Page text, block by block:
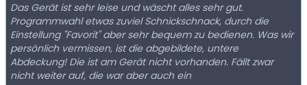
Das Gerät ist sehr leise und wäscht alles sehr gut.
Programmwahl etwas zuviel Schnickschnack, durch die
Einstellung "Favorit" aber sehr bequem zu bedienen. Was wir
persönlich vermissen, ist die abgebildete, untere
Abdeckung! Die ist am Gerät nicht vorhanden. Fällt zwar
nicht weiter auf, die war aber auch ein